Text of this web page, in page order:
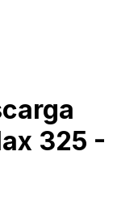
325 -